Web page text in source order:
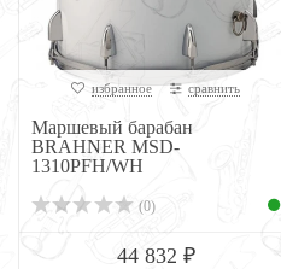
избранное сравнить
Маршевый барабан
BRAHNER MSD-
1310PFH/WH
(0)
44 832 ₽